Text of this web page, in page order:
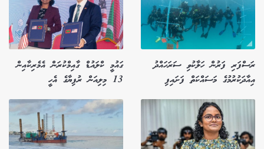
ރަސްފަރި ފަރުން ހަލާކުވި ސަރަހައްދު
އިއާދަކުރުމުގެ މަސައްކަތް ފަށައިފި
ގައުމީ ކްލައުޑް ގާއިމްކުރަން އެމެރިކާއިން
13 މިލިއަން ރުފިޔާގެ އެހީ